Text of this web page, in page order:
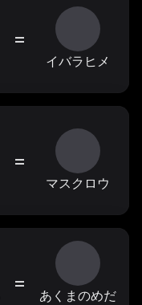
=
イバラヒメ
=
マスクロウ
=
あくまのめだ